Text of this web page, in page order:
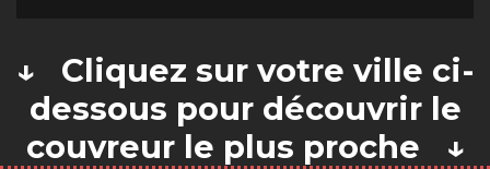
↓ Cliquez sur votre ville ci-
dessous pour découvrir le
couvreur le plus proche ↓